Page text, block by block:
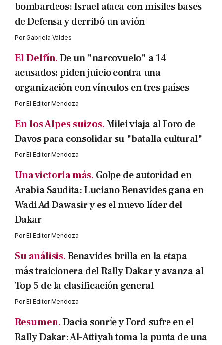
bombardeos: Israel ataca con misiles bases
de Defensa y derribó un avión
PorGabriela Valdes
El Delfín.De un "narcovuelo" a 14
acusados: piden juicio contra una
organización con vínculos en tres países
PorEl Editor Mendoza
En los Alpes suizos.Milei viaja al Foro de
Davos para consolidar su "batalla cultural"
PorEl Editor Mendoza
Una victoria más. Golpe de autoridad en
Arabia Saudita: Luciano Benavides gana en
Wadi Ad Dawasir y es el nuevo líder del
Dakar
PorEl Editor Mendoza
Su análisis.Benavides brilla en la etapa
más traicionera del Rally Dakar y avanza al
Top 5 de la clasificación general
PorEl Editor Mendoza
Resumen.Dacia sonríe y Ford sufre en el
Rally Dakar: Al-Attiyah toma la punta de una